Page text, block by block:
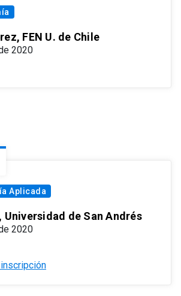
FEN U. de Chile
2020
Aplicada
Universidad de San Andrés
2020